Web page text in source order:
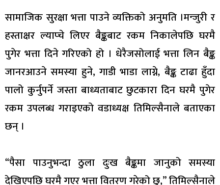
सामाजिक सुरक्षा भत्ता पाउने व्यक्तिको अनुमति ।मन्जुरी र
हस्ताक्षर ल्याप्चे लिएर बैङ्कबाट रकम निकालेपछि घरमै
पुगेर भत्ता दिने गरिएको हो । धेरैजसोलाई भत्ता लिन बैङ्क
जानरआउने समस्या हुने, गाडी भाडा लाग्ने, बैङ्क टाढा हुँदा
पालो कुर्नुपर्ने जस्ता बाध्यताबाट छुटकारा दिन घरमै पुगेर
रकम उपलब्ध गराइएको वडाध्यक्ष तिमिल्सैनाले बताएका
छन् ।
“पैसा पाउनुभन्दा ठुला दुःख बैङ्कमा जानुको समस्या
देखिएपछि घरमै गएर भत्ता वितरण गरेको छु,” तिमिल्सैनाले